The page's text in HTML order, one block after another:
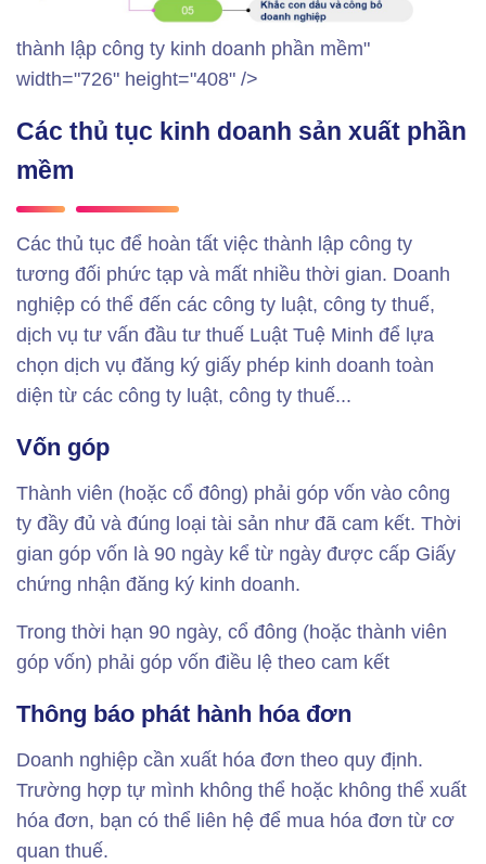
thành lập công ty kinh doanh phần mềm"
width="726" height="408" />
Các thủ tục kinh doanh sản xuất phần
mềm
Các thủ tục để hoàn tất việc thành lập công ty
tương đối phức tạp và mất nhiều thời gian. Doanh
nghiệp có thể đến các công ty luật, công ty thuế,
dịch vụ tư vấn đầu tư thuế Luật Tuệ Minh để lựa
chọn dịch vụ đăng ký giấy phép kinh doanh toàn
diện từ các công ty luật, công ty thuế...
Vốn góp
Thành viên (hoặc cổ đông) phải góp vốn vào công
ty đầy đủ và đúng loại tài sản như đã cam kết. Thời
gian góp vốn là 90 ngày kể từ ngày được cấp Giấy
chứng nhận đăng ký kinh doanh.
Trong thời hạn 90 ngày, cổ đông (hoặc thành viên
góp vốn) phải góp vốn điều lệ theo cam kết
Thông báo phát hành hóa đơn
Doanh nghiệp cần xuất hóa đơn theo quy định.
Trường hợp tự mình không thể hoặc không thể xuất
hóa đơn, bạn có thể liên hệ để mua hóa đơn từ cơ
quan thuế.